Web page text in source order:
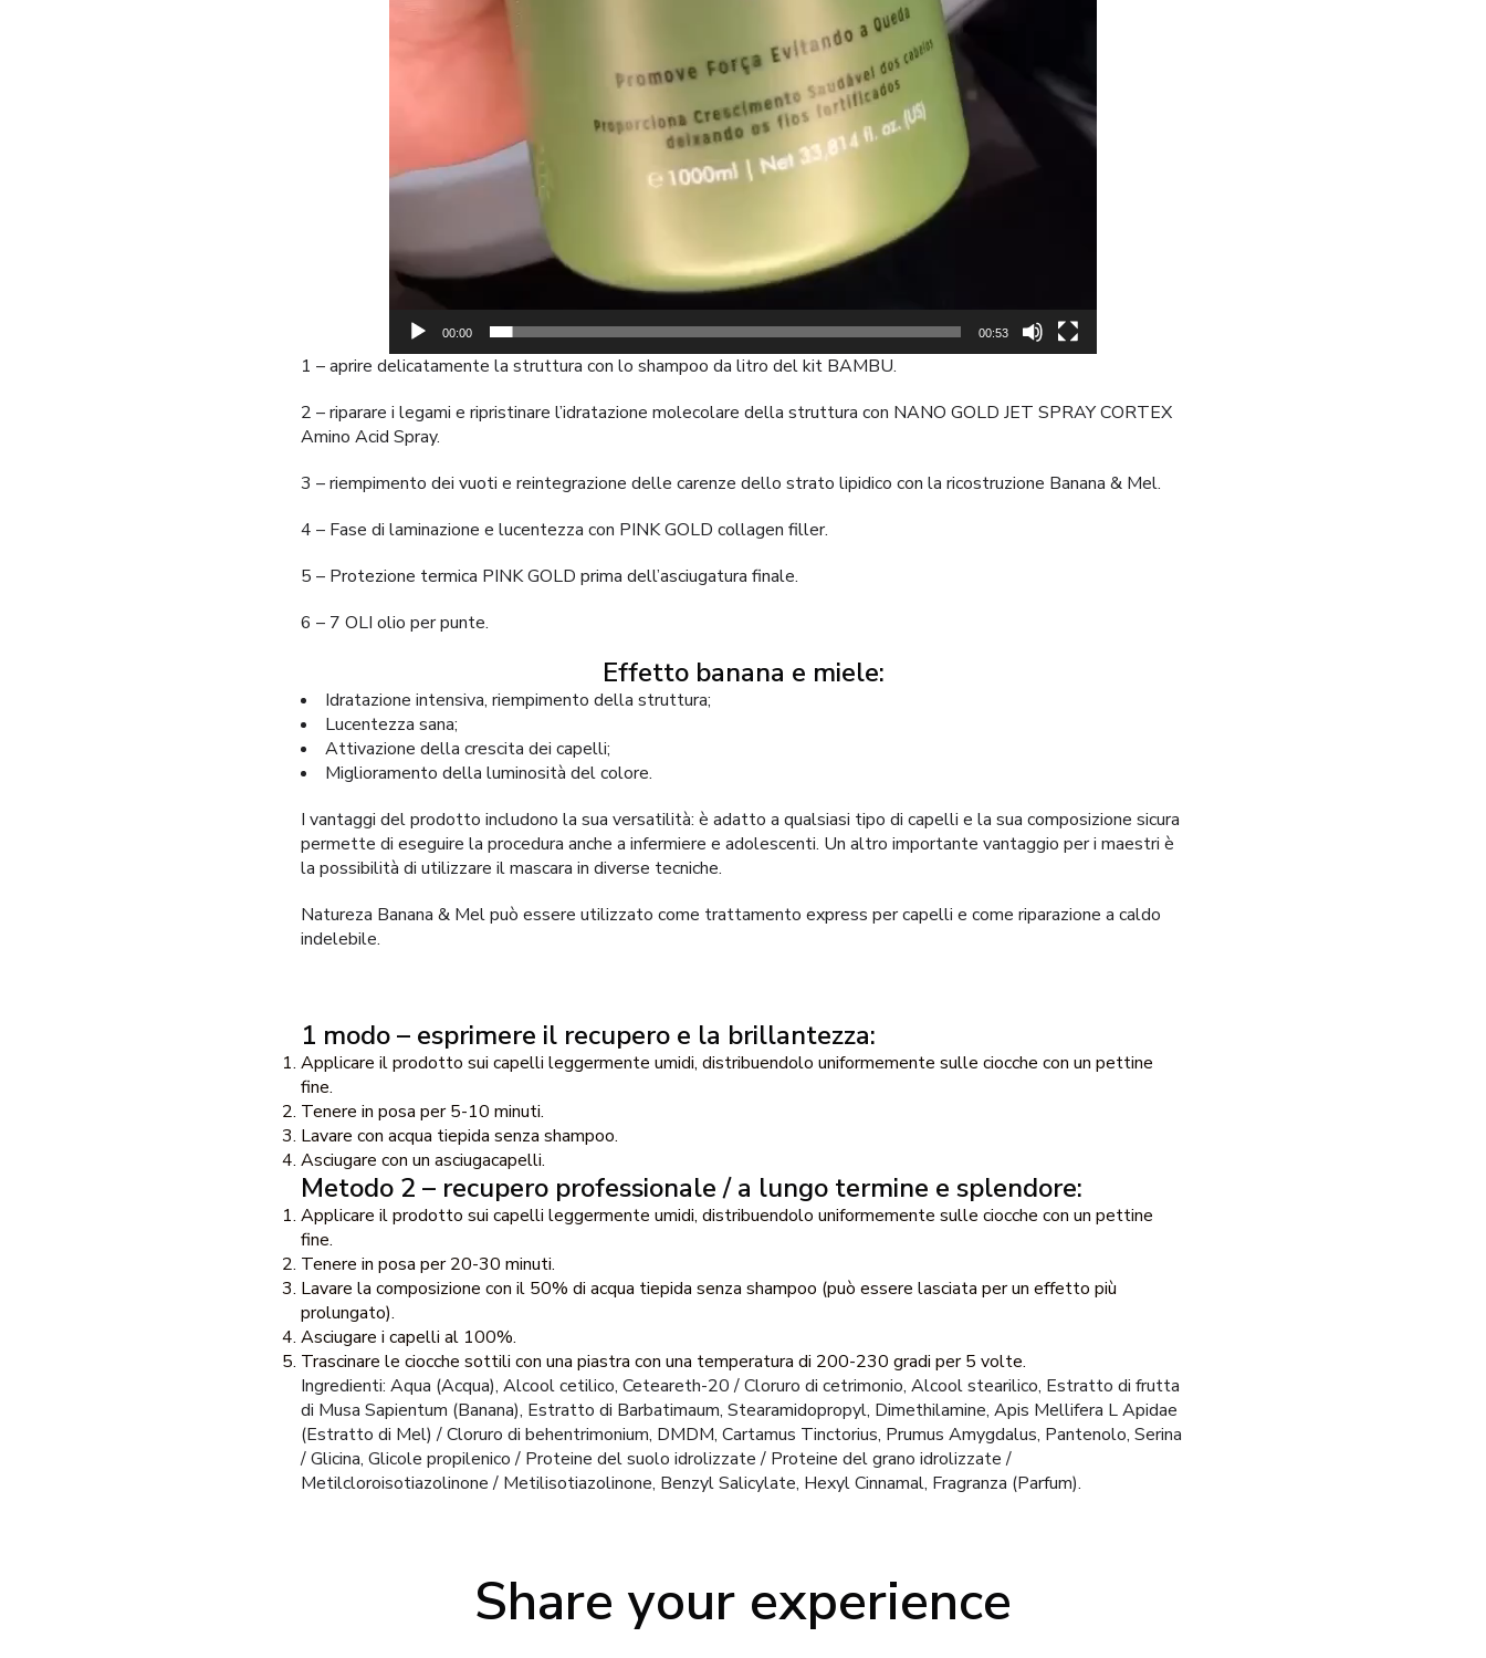
00:00 00:53
1 – aprire delicatamente la struttura con lo shampoo da litro del kit BAMBU.
2 – riparare i legami e ripristinare l’idratazione molecolare della struttura con NANO GOLD JET SPRAY CORTEX
Amino Acid Spray.
3 – riempimento dei vuoti e reintegrazione delle carenze dello strato lipidico con la ricostruzione Banana & Mel.
4 – Fase di laminazione e lucentezza con PINK GOLD collagen filler.
5 – Protezione termica PINK GOLD prima dell’asciugatura finale.
6 – 7 OLI olio per punte.
Effetto banana e miele:
Idratazione intensiva, riempimento della struttura;
Lucentezza sana;
Attivazione della crescita dei capelli;
Miglioramento della luminosità del colore.
I vantaggi del prodotto includono la sua versatilità: è adatto a qualsiasi tipo di capelli e la sua composizione sicura
permette di eseguire la procedura anche a infermiere e adolescenti. Un altro importante vantaggio per i maestri è
la possibilità di utilizzare il mascara in diverse tecniche.
Natureza Banana & Mel può essere utilizzato come trattamento express per capelli e come riparazione a caldo
indelebile.
1 modo – esprimere il recupero e la brillantezza:
Applicare il prodotto sui capelli leggermente umidi, distribuendolo uniformemente sulle ciocche con un pettine
fine.
Tenere in posa per 5-10 minuti.
Lavare con acqua tiepida senza shampoo.
Asciugare con un asciugacapelli.
Metodo 2 – recupero professionale / a lungo termine e splendore:
Applicare il prodotto sui capelli leggermente umidi, distribuendolo uniformemente sulle ciocche con un pettine
fine.
Tenere in posa per 20-30 minuti.
Lavare la composizione con il 50% di acqua tiepida senza shampoo (può essere lasciata per un effetto più
prolungato).
Asciugare i capelli al 100%.
Trascinare le ciocche sottili con una piastra con una temperatura di 200-230 gradi per 5 volte.
Ingredienti: Aqua (Acqua), Alcool cetilico, Ceteareth-20 / Cloruro di cetrimonio, Alcool stearilico, Estratto di frutta
di Musa Sapientum (Banana), Estratto di Barbatimaum, Stearamidopropyl, Dimethilamine, Apis Mellifera L Apidae
(Estratto di Mel) / Cloruro di behentrimonium, DMDM, Cartamus Tinctorius, Prumus Amygdalus, Pantenolo, Serina
/ Glicina, Glicole propilenico / Proteine del suolo idrolizzate / Proteine del grano idrolizzate /
Metilcloroisotiazolinone / Metilisotiazolinone, Benzyl Salicylate, Hexyl Cinnamal, Fragranza (Parfum).
Share your experience